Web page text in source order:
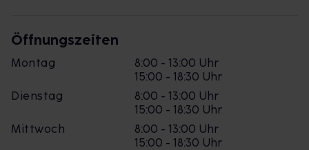
Öffnungszeiten
Montag
8:00 - 13:00 Uhr
15:00 - 18:30 Uhr
Dienstag
8:00 - 13:00 Uhr
15:00 - 18:30 Uhr
Mittwoch
8:00 - 13:00 Uhr
15:00 - 18:30 Uhr